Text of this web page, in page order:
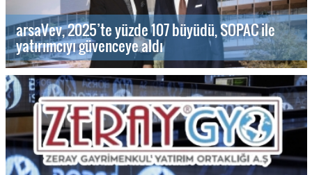
arsaVev, 2025’te yüzde 107 büyüdü, SOPAC ile
yatırımcıyı güvenceye aldı